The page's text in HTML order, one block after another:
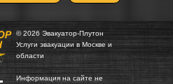
© 2026 Эвакуатор-Плутон
Услуги эвакуации в Москве и
области
Информация на сайте не